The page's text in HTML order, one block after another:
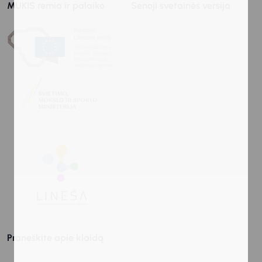
MUKIS remia ir palaiko
Praneškite apie klaidą